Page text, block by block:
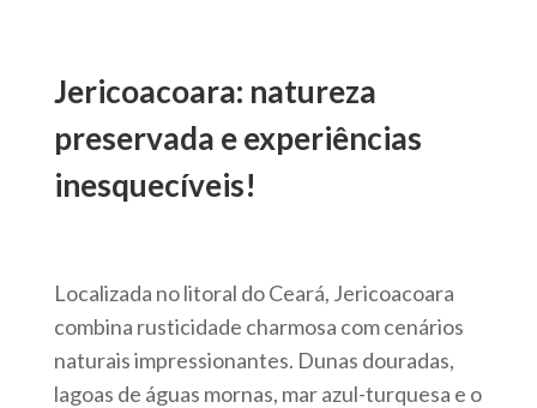
Jericoacoara: natureza
preservada e experiências
inesquecíveis!
Localizada no litoral do Ceará, Jericoacoara
combina rusticidade charmosa com cenários
naturais impressionantes. Dunas douradas,
lagoas de águas mornas, mar azul-turquesa e o